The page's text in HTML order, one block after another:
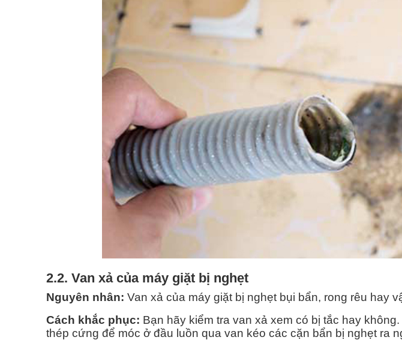
2.2. Van xả của máy giặt bị nghẹt
Nguyên nhân: Van xả của máy giặt bị nghẹt bụi bẩn, rong rêu hay
Cách khắc phục: Bạn hãy kiểm tra van xả xem có bị tắc hay
thép cứng để móc ở đầu luồn qua van kéo các cặn bẩn bị nghẹt ra